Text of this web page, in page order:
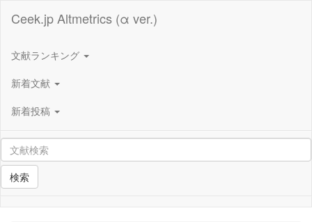
Ceek.jp Altmetrics (α ver.)
文献ランキング
新着文献
新着投稿
検索